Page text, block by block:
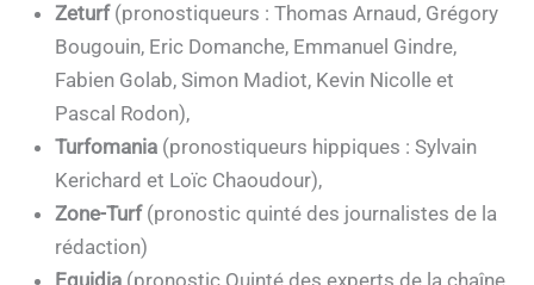
Zeturf(pronostiqueurs : Thomas Arnaud, Grégory
Bougouin, Eric Domanche, Emmanuel Gindre,
Fabien Golab, Simon Madiot, Kevin Nicolle et
Pascal Rodon),
Turfomania(pronostiqueurs hippiques : Sylvain
Kerichard et Loïc Chaoudour),
Zone-Turf(pronostic quinté des journalistes de la
rédaction)